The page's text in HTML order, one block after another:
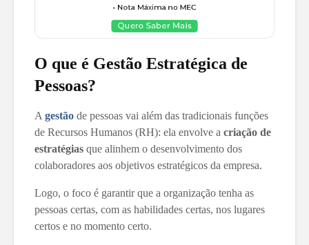
O que é Gestão Estratégica de
Pessoas?
A gestão de pessoas vai além das tradicionais funções
de Recursos Humanos (RH): ela envolve a criação de
estratégias que alinhem o desenvolvimento dos
colaboradores aos objetivos estratégicos da empresa.
Logo, o foco é garantir que a organização tenha as
pessoas certas, com as habilidades certas, nos lugares
certos e no momento certo.